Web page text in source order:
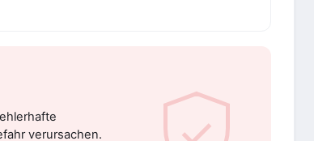
verursachen.